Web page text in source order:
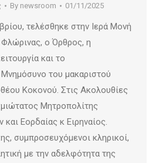
By newsroom 01/11/2025
τελέσθηκε στην Ιερά Μονή
ο Όρθρος, η
και το
του μακαριστού
Κοκονού. Στις Ακολουθίες
Μητροπολίτης
Εορδαίας κ Ειρηναίος.
συμπροσευχόμενοι κληρικοί,
με την αδελφότητα της